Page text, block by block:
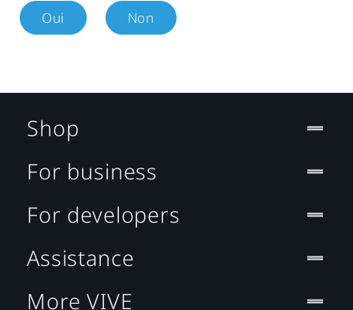
Oui Non
Shop
For business
For developers
Assistance
More VIVE